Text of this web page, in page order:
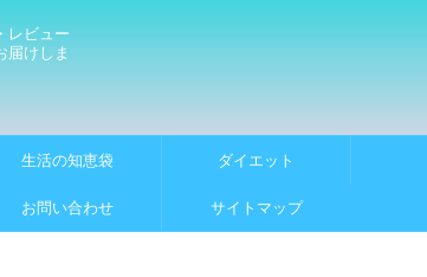
レビュー
届けしま
生活の知恵袋 ダイエット
お問い合わせ サイトマップ